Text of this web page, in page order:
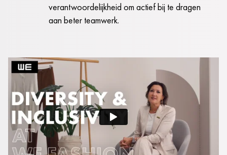
verantwoordelijkheid om actief bij te dragen
aan beter teamwerk.